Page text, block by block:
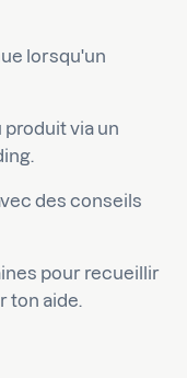
lorsqu'un
via un
des conseils
pour recueillir
ton aide.